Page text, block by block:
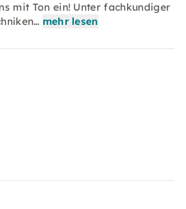
mit Ton ein! Unter fachkundiger
mehr lesen